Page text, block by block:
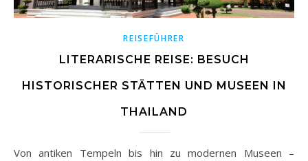
REISEFÜHRER
LITERARISCHE REISE: BESUCH
HISTORISCHER STÄTTEN UND MUSEEN IN
THAILAND
Von antiken Tempeln bis hin zu modernen Museen –